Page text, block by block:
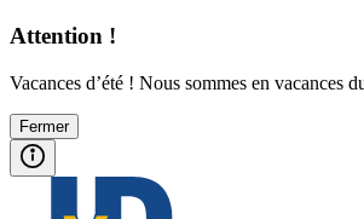
Attention !
Vacances d’été ! Nous sommes en
Fermer